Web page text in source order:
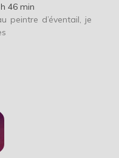
46 min
peintre d’éventail, je